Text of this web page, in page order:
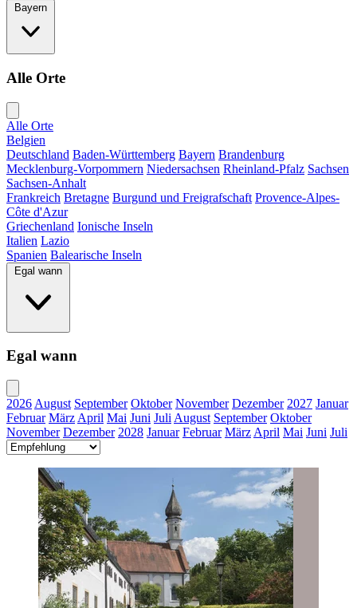
Bayern
Alle Orte
Alle Orte
Belgien
Deutschland Baden-Württemberg Bayern Brandenburg
Mecklenburg-Vorpommern Niedersachsen Rheinland-Pfalz Sachsen
Sachsen-Anhalt
Frankreich Bretagne Burgund und Freigrafschaft Provence-Alpes-
Côte d'Azur
Griechenland Ionische Inseln
Italien Lazio
Spanien Balearische Inseln
Egal wann
Egal wann
2026 August September Oktober November Dezember 2027 Januar
Februar März April Mai Juni Juli August September Oktober
November Dezember 2028 Januar Februar März April Mai Juni Juli